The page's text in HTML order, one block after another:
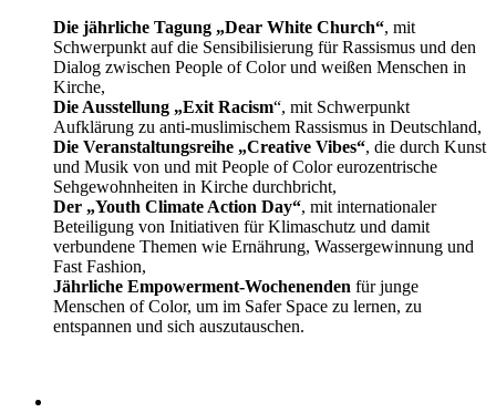
Die jährliche Tagung „Dear White Church“, mit
Schwerpunkt auf die Sensibilisierung für Rassismus und den
Dialog zwischen People of Color und weißen Menschen in
Kirche,
Die Ausstellung „Exit Racism“, mit Schwerpunkt
Aufklärung zu anti-muslimischem Rassismus in Deutschland,
Die Veranstaltungsreihe „Creative Vibes“, die durch Kunst
und Musik von und mit People of Color eurozentrische
Sehgewohnheiten in Kirche durchbricht,
Der „Youth Climate Action Day“, mit internationaler
Beteiligung von Initiativen für Klimaschutz und damit
verbundene Themen wie Ernährung, Wassergewinnung und
Fast Fashion,
Jährliche Empowerment-Wochenenden für junge
Menschen of Color, um im Safer Space zu lernen, zu
entspannen und sich auszutauschen.